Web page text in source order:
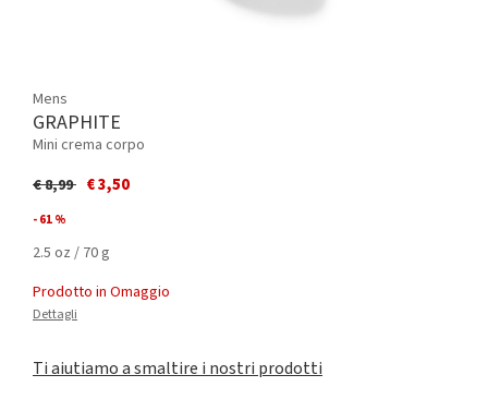
Mens
GRAPHITE
Mini crema corpo
Price reduced from
€ 8,99to€ 3,50
- 61 %
2.5 oz / 70 g
Prodotto in Omaggio
Dettagli
Ti aiutiamo a smaltire i nostri prodotti